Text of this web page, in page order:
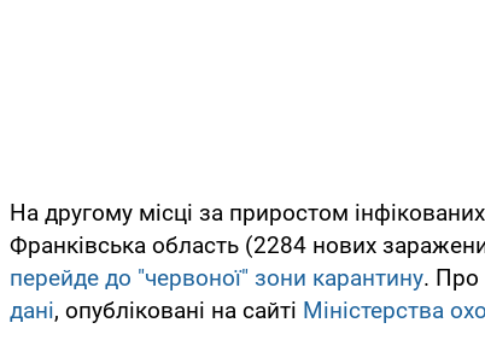
На другому місці за приростом
Франківська область (2284 нових
перейде до "червоної" зони карантину. Про
дані, опубліковані на сайті Міністерства